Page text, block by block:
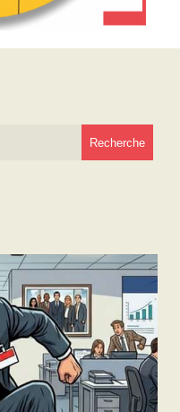
Recherche